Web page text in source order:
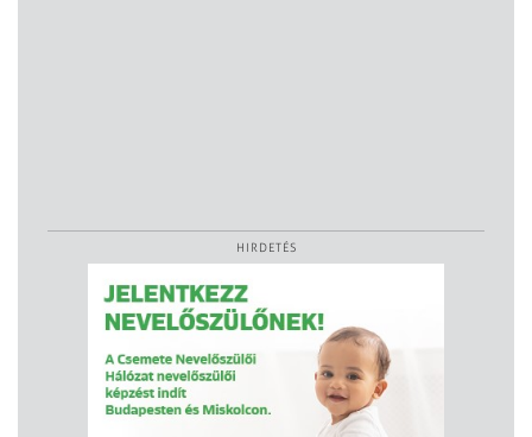
HIRDETÉS